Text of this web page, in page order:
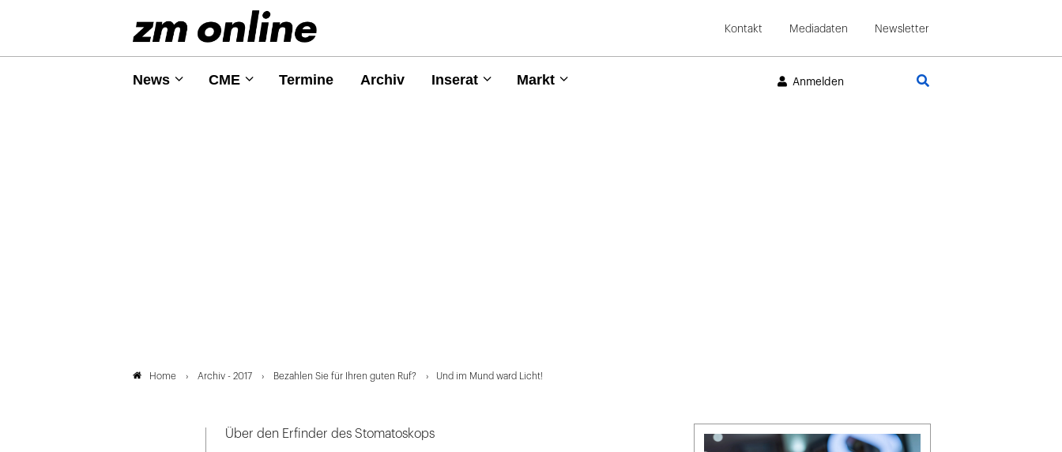
Kontakt Mediadaten Newsletter
News CME Termine Archiv Inserat Markt Anmelden
Home Archiv - 2017 Bezahlen Sie für Ihren guten Ruf? Und im Mund ward Licht!
Über den Erfinder des Stomatoskops